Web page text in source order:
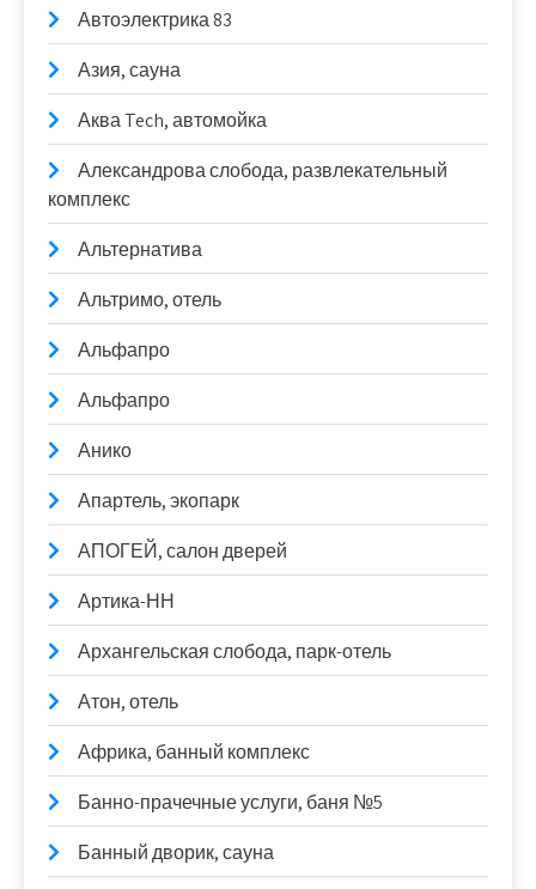
Автоэлектрика 83
Азия, сауна
Аква Tech, автомойка
Александрова слобода, развлекательный
комплекс
Альтернатива
Альтримо, отель
Альфапро
Альфапро
Анико
Апартель, экопарк
АПОГЕЙ, салон дверей
Артика-НН
Архангельская слобода, парк-отель
Атон, отель
Африка, банный комплекс
Банно-прачечные услуги, баня №5
Банный дворик, сауна